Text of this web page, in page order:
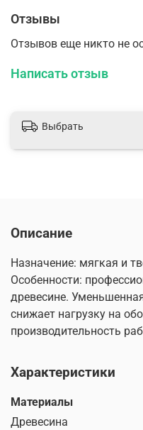
Отзывы
Отзывов еще никто не
Написать отзыв
Выбрать
Описание
Назначение: мягкая и
Особенности:
древесине.
снижает нагрузку на
производительность
Характеристики
Материалы
Древесина